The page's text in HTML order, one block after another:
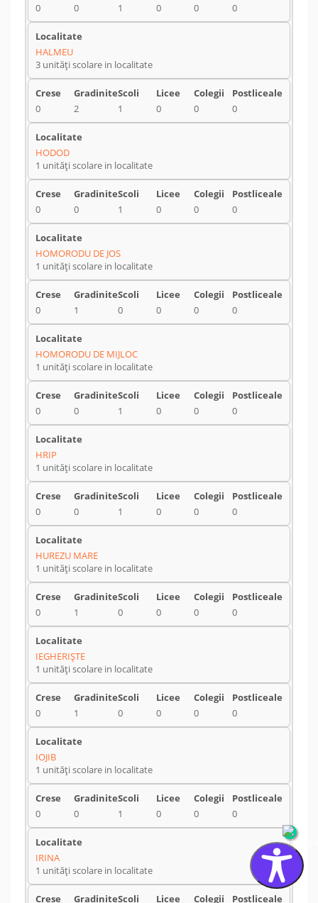
0 0 1 0 0 0
HALMEU
3 unități scolare in localitate
0 2 1 0 0 0
HODOD
1 unități scolare in localitate
0 0 1 0 0 0
HOMORODU DE JOS
1 unități scolare in localitate
0 1 0 0 0 0
HOMORODU DE MIJLOC
1 unități scolare in localitate
0 0 1 0 0 0
HRIP
1 unități scolare in localitate
0 0 1 0 0 0
HUREZU MARE
1 unități scolare in localitate
0 1 0 0 0 0
IEGHERIŞTE
1 unități scolare in localitate
0 1 0 0 0 0
IOJIB
1 unități scolare in localitate
0 0 1 0 0 0
IRINA
1 unități scolare in localitate